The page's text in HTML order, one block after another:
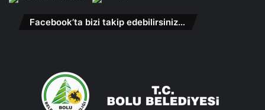
Facebook’ta bizi takip edebilirsiniz…